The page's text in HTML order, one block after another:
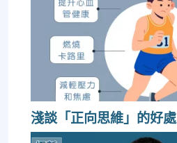
淺談「正向思維」的好處